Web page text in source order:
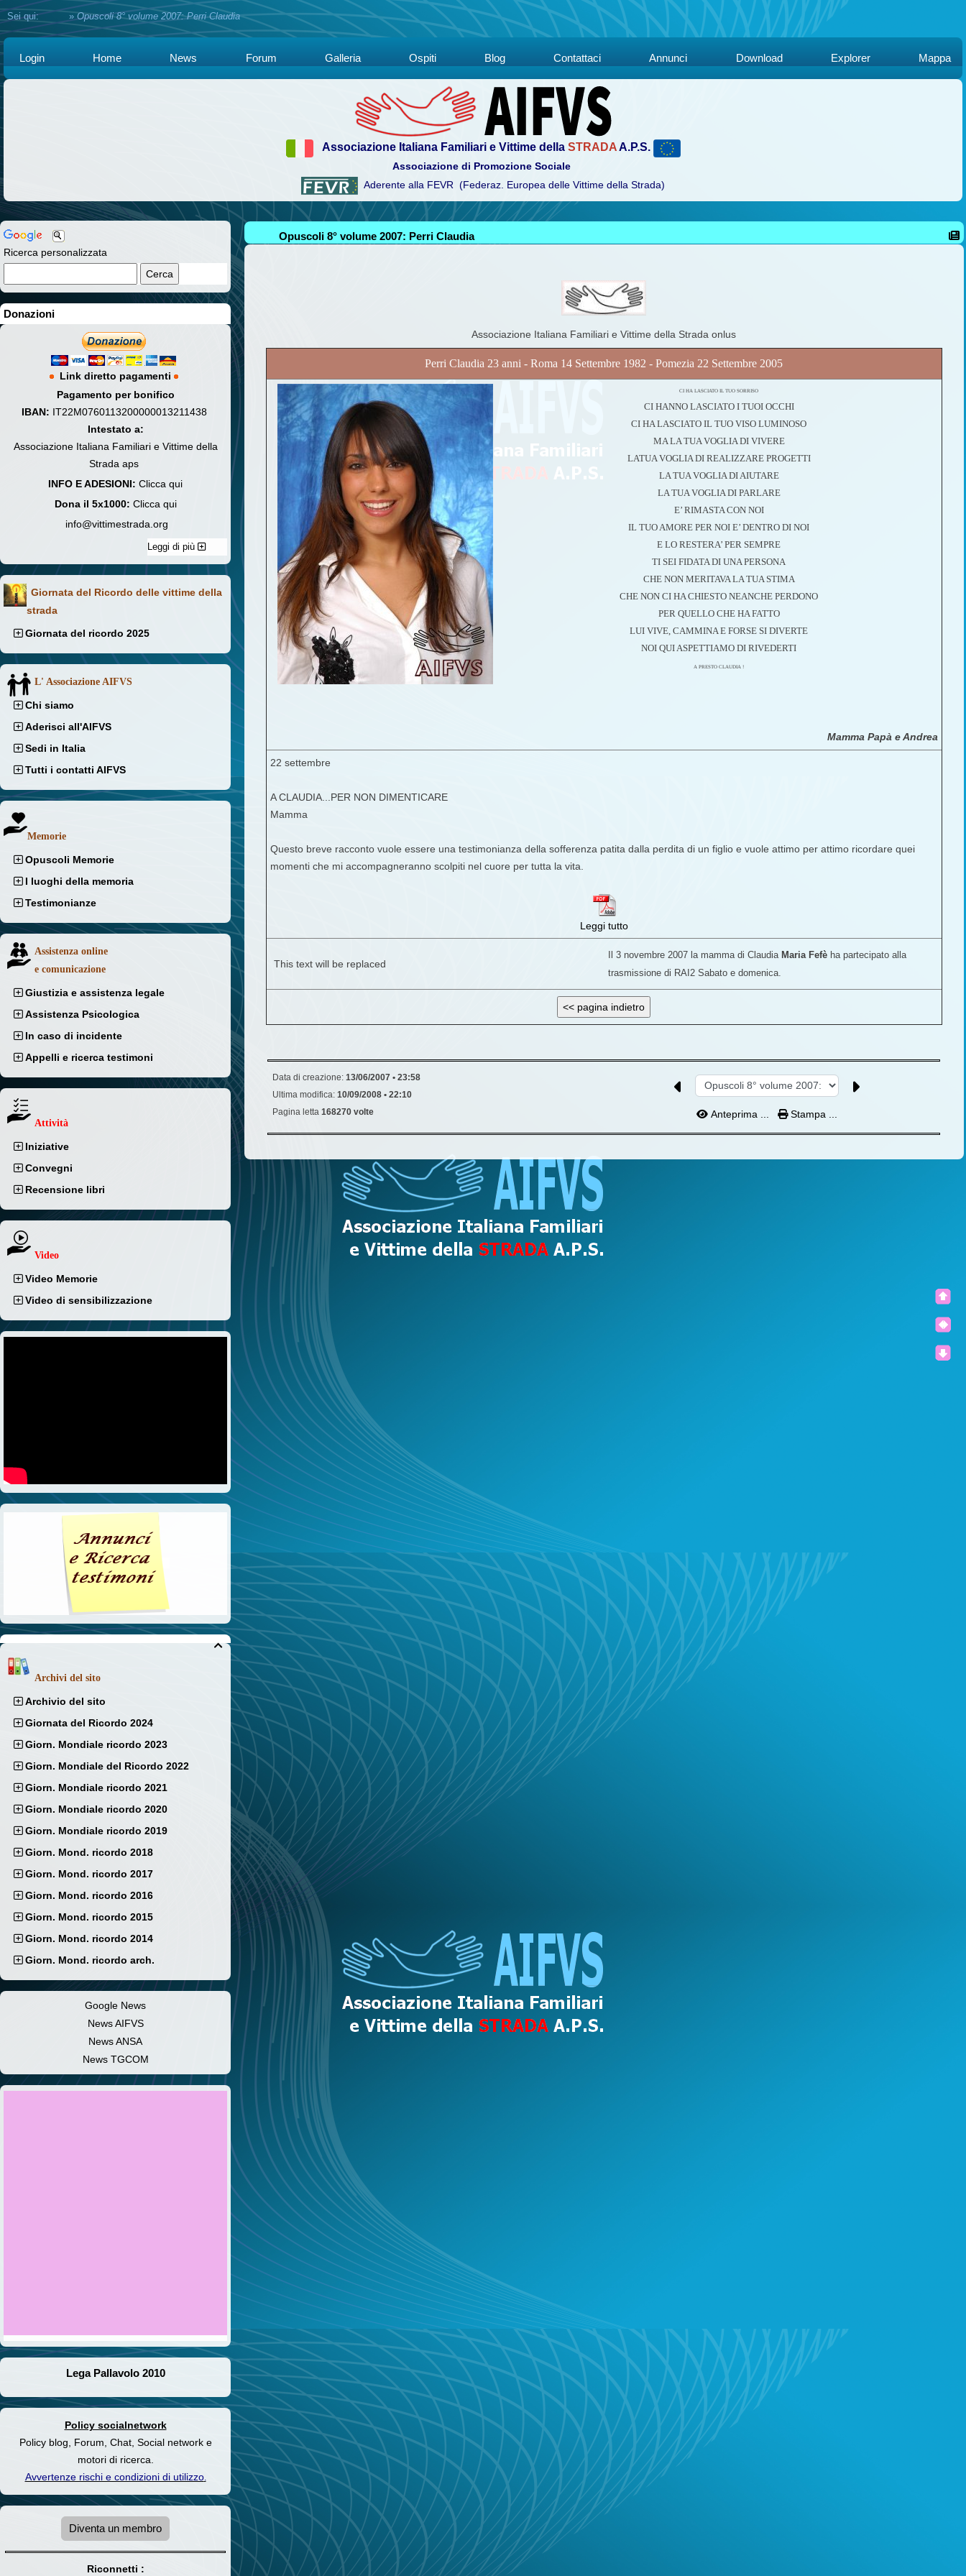
Sei qui:Home »Opuscoli 8° volume 2007: Perri Claudia
Login Home News Forum Galleria Ospiti Blog Contattaci Annunci Download Explorer Mappa
Associazione Italiana Familiari e Vittime della STRADAA.P.S.
Associazione di Promozione Sociale
Aderente alla FEVR (Federaz. Europea delle Vittime della Strada)
Ricerca personalizzata
Donazioni
Link diretto pagamenti
Pagamento per bonifico
IBAN: IT22M0760113200000013211438
Intestato a:
Associazione Italiana Familiari e Vittime della
Strada aps
INFO E ADESIONI: Clicca qui
Dona il 5x1000: Clicca qui
info@vittimestrada.org
Leggi di più
Giornata del Ricordo delle vittime della
strada
Giornata del ricordo 2025
L' Associazione AIFVS
Chi siamo
Aderisci all'AIFVS
Sedi in Italia
Tutti i contatti AIFVS
Memorie
Opuscoli Memorie
I luoghi della memoria
Testimonianze
Assistenza online
e comunicazione
Giustizia e assistenza legale
Assistenza Psicologica
In caso di incidente
Appelli e ricerca testimoni
Attività
Iniziative
Convegni
Recensione libri
Video
Video Memorie
Video di sensibilizzazione

Archivi del sito
Archivio del sito
Giornata del Ricordo 2024
Giorn. Mondiale ricordo 2023
Giorn. Mondiale del Ricordo 2022
Giorn. Mondiale ricordo 2021
Giorn. Mondiale ricordo 2020
Giorn. Mondiale ricordo 2019
Giorn. Mond. ricordo 2018
Giorn. Mond. ricordo 2017
Giorn. Mond. ricordo 2016
Giorn. Mond. ricordo 2015
Giorn. Mond. ricordo 2014
Giorn. Mond. ricordo arch.
Google News
News AIFVS
News ANSA
News TGCOM
Lega Pallavolo 2010
Policy socialnetwork
Policy blog, Forum, Chat, Social network e
motori di ricerca.
Avvertenze rischi e condizioni di utilizzo.
Diventa un membro
Riconnetti :
Opuscoli 8° volume 2007: Perri Claudia
Associazione Italiana Familiari e Vittime della Strada onlus
Perri Claudia 23 anni - Roma 14 Settembre 1982 - Pomezia 22 Settembre 2005
CI HA LASCIATO IL TUO SORRISO
CI HANNO LASCIATO I TUOI OCCHI
CI HA LASCIATO IL TUO VISO LUMINOSO
MA LA TUA VOGLIA DI VIVERE
LATUA VOGLIA DI REALIZZARE PROGETTI
LA TUA VOGLIA DI AIUTARE
LA TUA VOGLIA DI PARLARE
E’ RIMASTA CON NOI
IL TUO AMORE PER NOI E’ DENTRO DI NOI
E LO RESTERA’ PER SEMPRE
TI SEI FIDATA DI UNA PERSONA
CHE NON MERITAVA LA TUA STIMA
CHE NON CI HA CHIESTO NEANCHE PERDONO
PER QUELLO CHE HA FATTO
LUI VIVE, CAMMINA E FORSE SI DIVERTE
NOI QUI ASPETTIAMO DI RIVEDERTI
A PRESTO CLAUDIA !
Mamma Papà e Andrea
22 settembre
A CLAUDIA...PER NON DIMENTICARE
Mamma
Questo breve racconto vuole essere una testimonianza della sofferenza patita dalla perdita di un figlio e vuole attimo per attimo ricordare quei
momenti che mi accompagneranno scolpiti nel cuore per tutta la vita.
Leggi tutto
This text will be replaced
Il 3 novembre 2007 la mamma di Claudia Maria Fefèha partecipato alla
trasmissione di RAI2 Sabato e domenica.
Data di creazione: 13/06/2007 • 23:58
Ultima modifica: 10/09/2008 • 22:10
Pagina letta 168270 volte Anteprima ... Stampa ...